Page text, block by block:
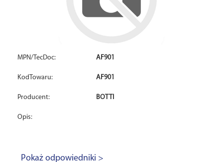
MPN/TecDoc: AF901
KodTowaru: AF901
Producent: BOTTI
Opis:
Pokaż odpowiedniki >